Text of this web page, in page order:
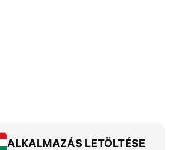
ALKALMAZÁS LETÖLTÉSE